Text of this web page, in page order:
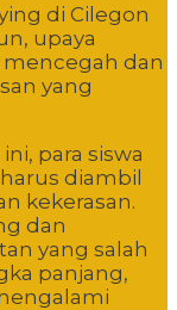
di Cilegon
upaya
dan
yang
para siswa
diambil
kekerasan.
dan
yang salah
panjang,